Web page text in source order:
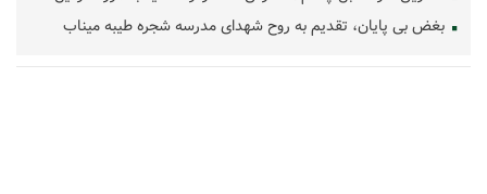
بغض بی پایان، تقدیم به روح شهدای مدرسه شجره طیبه میناب